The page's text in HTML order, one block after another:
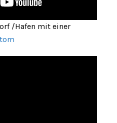
/Hafen mit einer